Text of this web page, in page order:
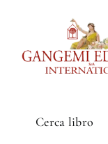
Cerca libro